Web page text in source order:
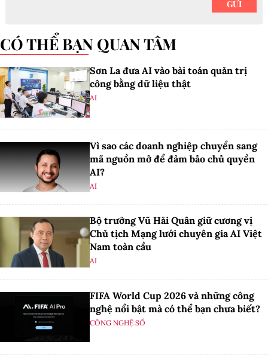
CÓ THỂ BẠN QUAN TÂM
Sơn La đưa AI vào bài toán quản trị
công bằng dữ liệu thật
AI
Vì sao các doanh nghiệp chuyển sang
mã nguồn mở để đảm bảo chủ quyền
AI?
AI
Bộ trưởng Vũ Hải Quân giữ cương vị
Chủ tịch Mạng lưới chuyên gia AI Việt
Nam toàn cầu
AI
FIFA World Cup 2026 và những công
nghệ nổi bật mà có thể bạn chưa biết?
CÔNG NGHỆ SỐ